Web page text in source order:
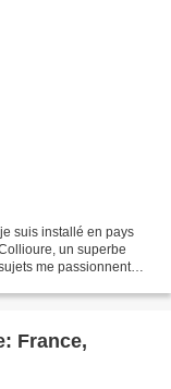
suis installé en pays
un superbe
me passionnent
France,